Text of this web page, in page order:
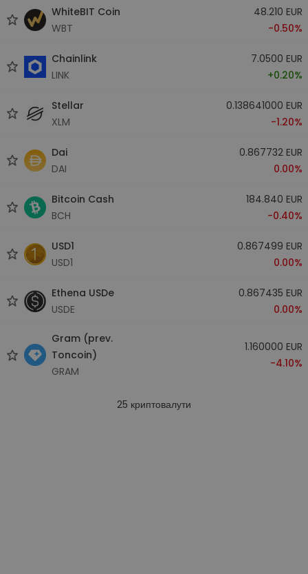
WhiteBIT Coin
WBT
48.210 EUR
-0.50%
Chainlink
LINK
7.0500 EUR
+0.20%
Stellar
XLM
0.138641000 EUR
-1.20%
Dai
DAI
0.867732 EUR
0.00%
Bitcoin Cash
BCH
184.840 EUR
-0.40%
USD1
USD1
0.867499 EUR
0.00%
Ethena USDe
USDE
0.867435 EUR
0.00%
Gram (prev.
Toncoin)
GRAM
1.160000 EUR
-4.10%
25 криптовалути